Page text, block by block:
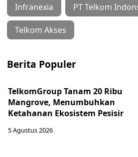
Infranexia PT Telkom
Telkom Akses
Berita Populer
TelkomGroup Tanam 20 Ribu
Mangrove, Menumbuhkan
Ketahanan Ekosistem Pesisir
5 Agustus 2026